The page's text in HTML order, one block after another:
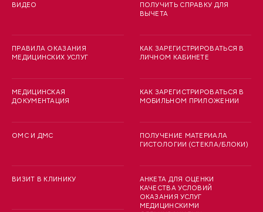
ВИДЕО
ПРАВИЛА ОКАЗАНИЯ
МЕДИЦИНСКИХ УСЛУГ
МЕДИЦИНСКАЯ
ДОКУМЕНТАЦИЯ
ОМС И ДМС
ВИЗИТ В КЛИНИКУ
ПОЛУЧИТЬ СПРАВКУ ДЛЯ
ВЫЧЕТА
КАК ЗАРЕГИСТРИРОВАТЬСЯ В
ЛИЧНОМ КАБИНЕТЕ
КАК ЗАРЕГИСТРИРОВАТЬСЯ В
МОБИЛЬНОМ ПРИЛОЖЕНИИ
ПОЛУЧЕНИЕ МАТЕРИАЛА
ГИСТОЛОГИИ (СТЕКЛА/БЛОКИ)
АНКЕТА ДЛЯ ОЦЕНКИ
КАЧЕСТВА УСЛОВИЙ
ОКАЗАНИЯ УСЛУГ
МЕДИЦИНСКИМИ